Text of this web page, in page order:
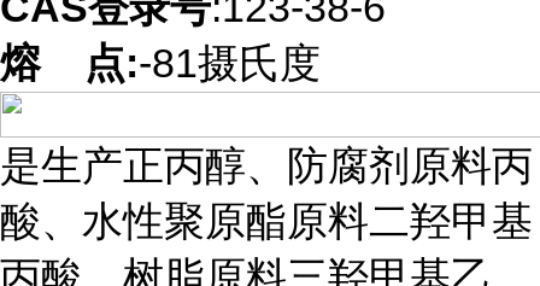
熔 点:-81摄氏度
是生产正丙醇、防腐剂原料丙
酸、水性聚原酯原料二羟甲基
丙酸、树脂原料三羟甲基乙